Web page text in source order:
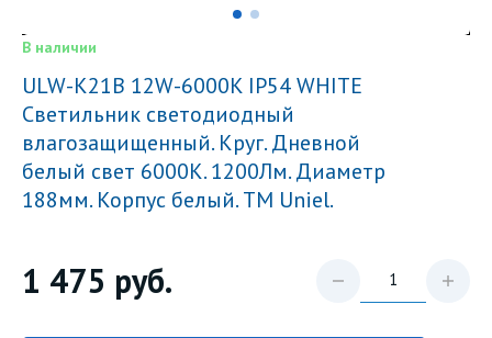
В наличии
ULW-K21B 12W-6000K IP54 WHITE
Светильник светодиодный
влагозащищенный. Круг. Дневной
белый свет 6000K. 1200Лм. Диаметр
188мм. Корпус белый. ТМ Uniel.
1 475 руб.